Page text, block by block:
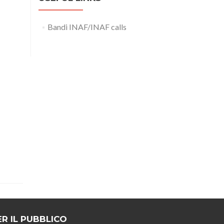
Bandi INAF/INAF calls
IL PUBBLICO